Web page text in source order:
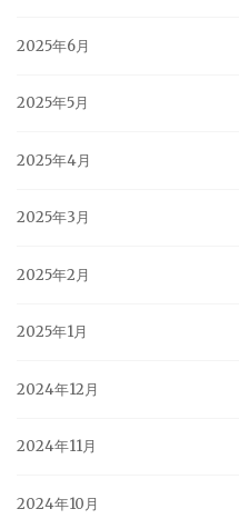
2025年6月
2025年5月
2025年4月
2025年3月
2025年2月
2025年1月
2024年12月
2024年11月
2024年10月